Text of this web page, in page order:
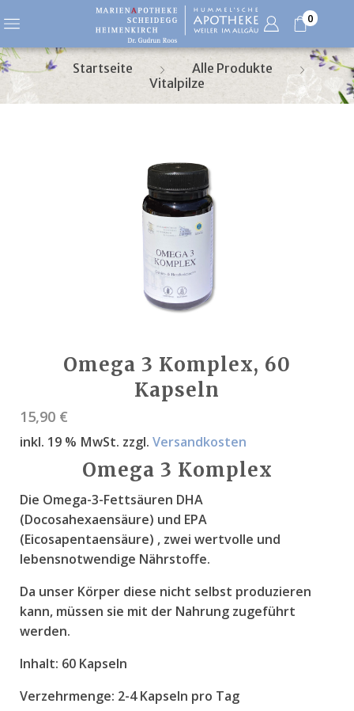
0
Startseite
Alle Produkte
Vitalpilze
Omega 3 Komplex, 60
Kapseln
15,90 €
inkl. 19 % MwSt. zzgl. Versandkosten
Omega 3 Komplex
Die Omega-3-Fettsäuren DHA
(Docosahexaensäure) und EPA
(Eicosapentaensäure) , zwei wertvolle und
lebensnotwendige Nährstoffe.
Da unser Körper diese nicht selbst produzieren
kann, müssen sie mit der Nahrung zugeführt
werden.
Inhalt: 60 Kapseln
Verzehrmenge: 2-4 Kapseln pro Tag